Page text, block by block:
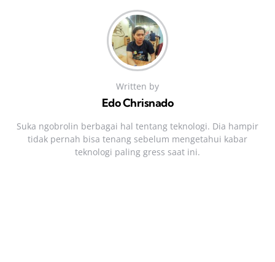
Written by
Edo Chrisnado
Suka ngobrolin berbagai hal tentang teknologi. Dia hampir
tidak pernah bisa tenang sebelum mengetahui kabar
teknologi paling gress saat ini.